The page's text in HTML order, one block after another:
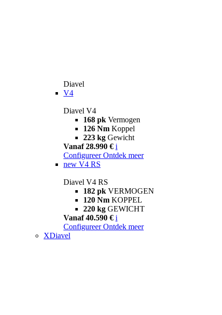
Diavel
V4
Diavel V4
168 pk Vermogen
126 Nm Koppel
223 kg Gewicht
Vanaf 28.990 € i
Configureer Ontdek meer
new V4 RS
Diavel V4 RS
182 pk VERMOGEN
120 Nm KOPPEL
220 kg GEWICHT
Vanaf 40.590 € i
Configureer Ontdek meer
XDiavel